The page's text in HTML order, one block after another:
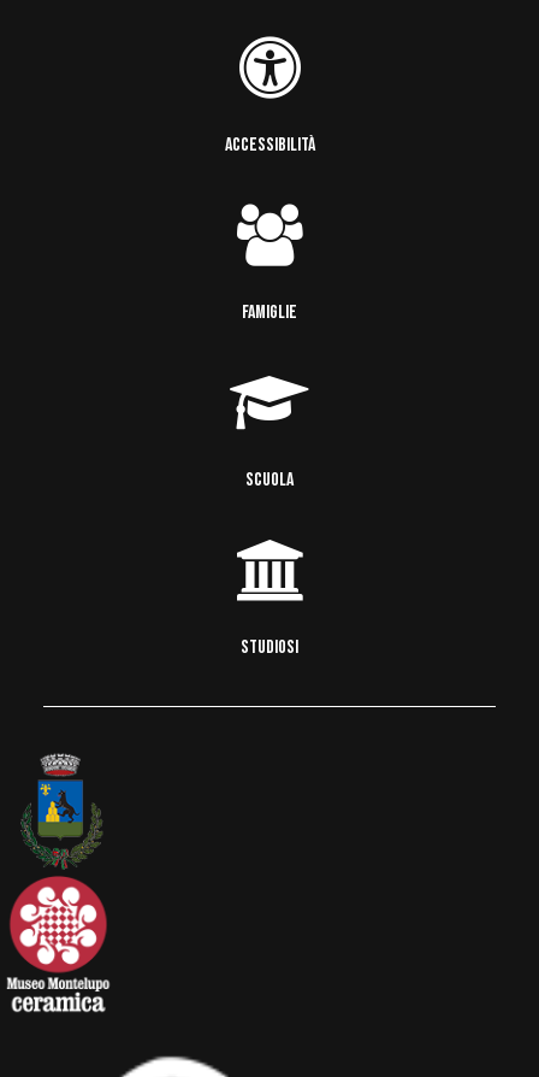
ACCESSIBILITÀ
FAMIGLIE
SCUOLA
STUDIOSI